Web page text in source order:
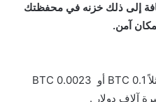
إلى ذلك خزنه في محفظتك
آمن.
يمكنك شراء أجزاء بيتكوين مثلاً 0.1 BTC أو 0.0023 BTC
آلاف دولار .